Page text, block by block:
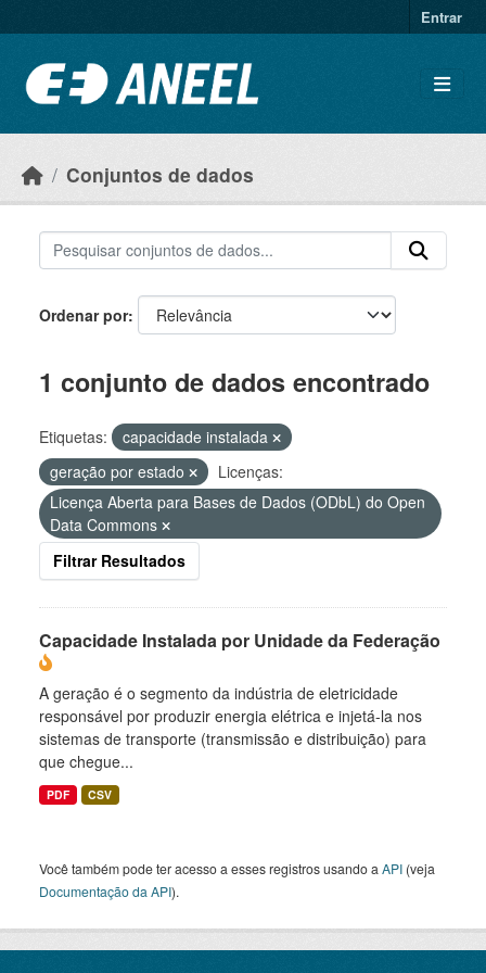
Entrar
Conjuntos de dados
Ordenar por
1 conjunto de dados encontrado
Etiquetas:
capacidade instalada
geração por estado
Licenças:
Licença Aberta para Bases de Dados (ODbL) do Open
Data Commons
Filtrar Resultados
Capacidade Instalada por Unidade da Federação
A geração é o segmento da indústria de eletricidade
responsável por produzir energia elétrica e injetá-la nos
sistemas de transporte (transmissão e distribuição) para
que chegue...
PDF CSV
Você também pode ter acesso a esses registros usando a API (veja
Documentação da API).